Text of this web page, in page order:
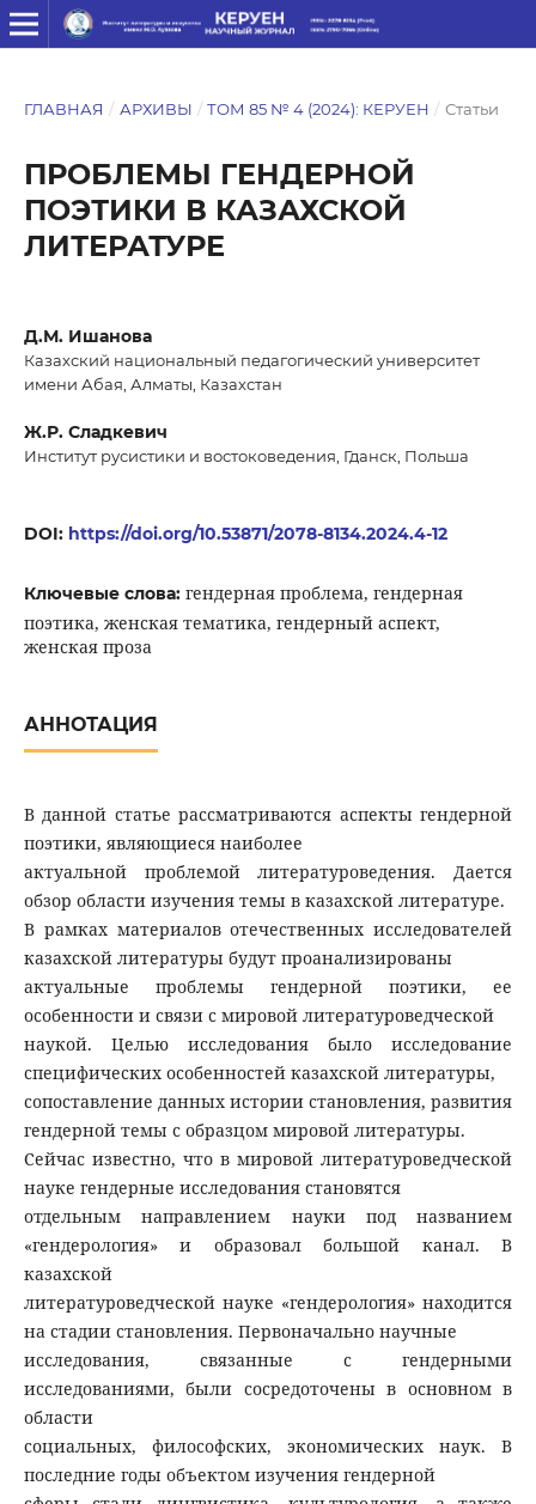
ГЛАВНАЯ / АРХИВЫ / ТОМ 85 № 4 (2024): КЕРУЕН / Статьи
ПРОБЛЕМЫ ГЕНДЕРНОЙ
ПОЭТИКИ В КАЗАХСКОЙ
ЛИТЕРАТУРЕ
Д.М. Ишанова
Казахский национальный педагогический университет
имени Абая, Алматы, Казахстан
Ж.Р. Сладкевич
Институт русистики и востоковедения, Гданск, Польша
DOI: https://doi.org/10.53871/2078-8134.2024.4-12
Ключевые слова: гендерная проблема, гендерная
поэтика, женская тематика, гендерный аспект,
женская проза
АННОТАЦИЯ
В данной статье рассматриваются аспекты гендерной
поэтики, являющиеся наиболее
актуальной проблемой литературоведения. Дается
обзор области изучения темы в казахской литературе.
В рамках материалов отечественных исследователей
казахской литературы будут проанализированы
актуальные проблемы гендерной поэтики, ее
особенности и связи с мировой литературоведческой
наукой. Целью исследования было исследование
специфических особенностей казахской литературы,
сопоставление данных истории становления, развития
гендерной темы с образцом мировой литературы.
Сейчас известно, что в мировой литературоведческой
науке гендерные исследования становятся
отдельным направлением науки под названием
«гендерология» и образовал большой канал. В
казахской
литературоведческой науке «гендерология» находится
на стадии становления. Первоначально научные
исследования, связанные с гендерными
исследованиями, были сосредоточены в основном в
области
социальных, философских, экономических наук. В
последние годы объектом изучения гендерной